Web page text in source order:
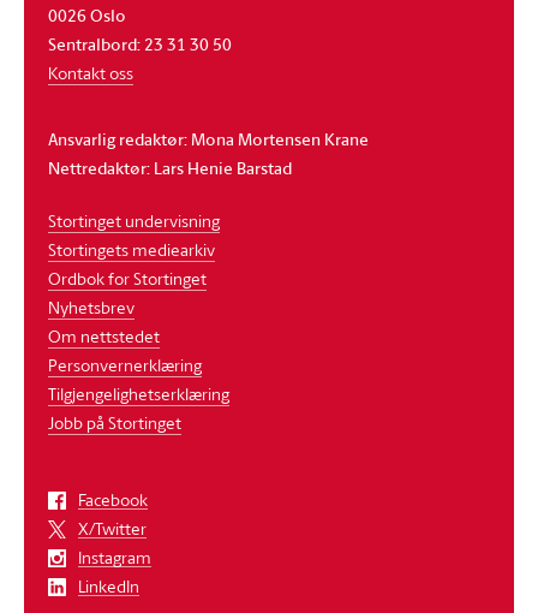
0026 Oslo
Sentralbord: 23 31 30 50
Kontakt oss
Ansvarlig redaktør: Mona Mortensen Krane
Nettredaktør: Lars Henie Barstad
Stortinget undervisning
Stortingets mediearkiv
Ordbok for Stortinget
Nyhetsbrev
Om nettstedet
Personvernerklæring
Tilgjengelighetserklæring
Jobb på Stortinget
Facebook
X/Twitter
Instagram
LinkedIn